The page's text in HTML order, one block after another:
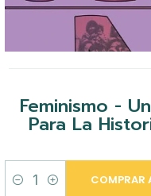
Feminismo -
Para La
Cantidad
COMPRAR